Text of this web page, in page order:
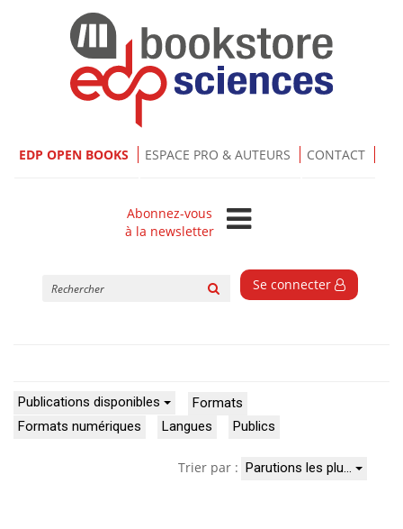
EDP OPEN BOOKS ESPACE PRO & AUTEURS CONTACT
Abonnez-vous
à la newsletter
Se connecter
Publications disponibles
Formats
Formats numériques
Langues Publics
Trier par : Parutions les plu…